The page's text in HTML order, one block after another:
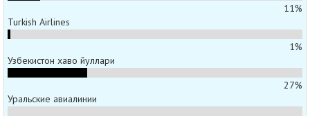
11%
Turkish Airlines
1%
Узбекистон хаво йуллари
27%
Уральские авиалинии